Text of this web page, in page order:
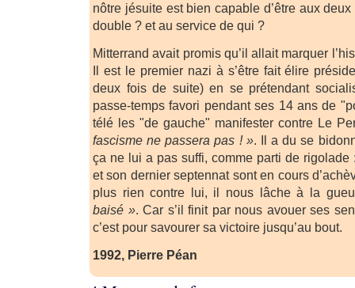
nôtre jésuite est bien capable d’être aux
double ? et au service de qui ?
Mitterrand avait promis qu’il allait marquer
Il est le premier nazi à s’être fait élire
deux fois de suite) en se prétendant
passe-temps favori pendant ses 14 ans de
télé les "de gauche" manifester contre Le
fascisme ne passera pas ! ». Il a du se
ça ne lui a pas suffi, comme parti de rigolade
et son dernier septennat sont en cours
plus rien contre lui, il nous lâche à la
baisé ». Car s’il finit par nous avouer ses
c’est pour savourer sa victoire jusqu’au bout.
1992, Pierre Péan